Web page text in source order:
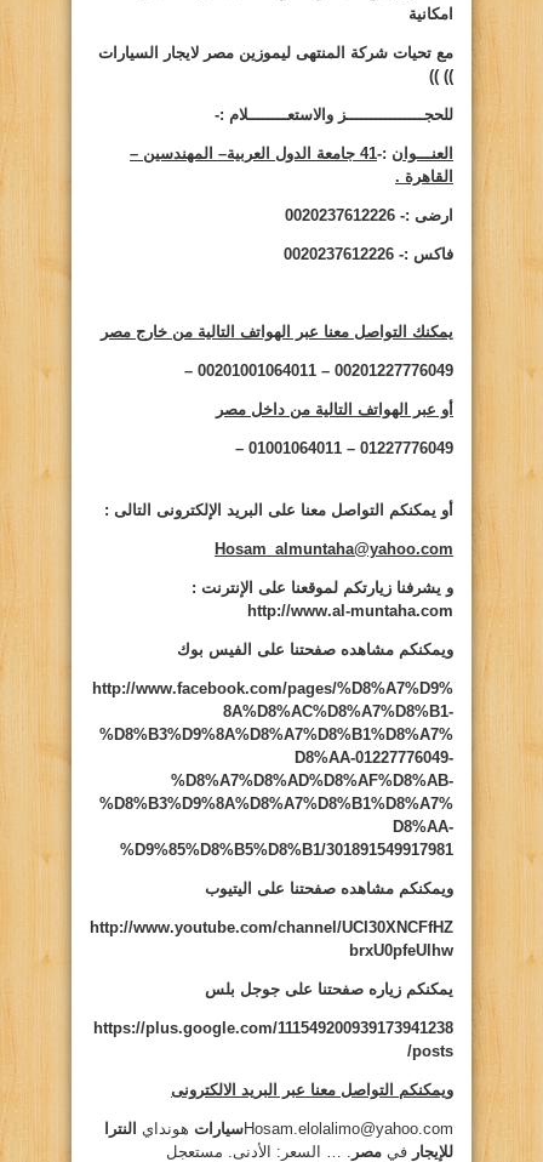
امكانية
مع تحيات شركة المنتهى ليموزين مصر لايجار السيارات
))
))
للحجــــــــــــــــز والاستعــــــــلام :-
العنـــوان :-
41 جامعة الدول العربية– المهندسين –
القاهرة .
ارضى :- 0020237612226
فاكس :- 0020237612226
يمكنك التواصل معنا عبر الهواتف التالية من خارج مصر
00201227776049 – 00201001064011 –
أو عبر الهواتف التالية من داخل مصر
01227776049 – 01001064011 –
أو يمكنكم التواصل معنا على البريد الإلكترونى التالى :
Hosam_almuntaha@yahoo.com
و يشرفنا زيارتكم لموقعنا على الإنترنت :
http://www.al-muntaha.com
ويمكنكم مشاهده صفحتنا على الفيس بوك
http://www.facebook.com/pages/%D8%A7%D9%
8A%D8%AC%D8%A7%D8%B1-
%D8%B3%D9%8A%D8%A7%D8%B1%D8%A7%
D8%AA-01227776049-
%D8%A7%D8%AD%D8%AF%D8%AB-
%D8%B3%D9%8A%D8%A7%D8%B1%D8%A7%
D8%AA-
%D9%85%D8%B5%D8%B1/301891549917981
ويمكنكم مشاهده صفحتنا على اليتيوب
http://www.youtube.com/channel/UCI30XNCFfHZ
brxU0pfeUlhw
يمكنكم زياره صفحتنا على جوجل بلس
https://plus.google.com/111549200939173941238
/posts
ويمكنكم التواصل معنا عبر البريد الالكترونى
Hosam.elolalimo@yahoo.comسيارات هونداي النترا
للإيجار في مصر . … السعر: الأدنى. مستعجل